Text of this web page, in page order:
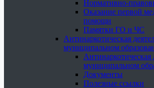
Нормативно-
Оказание первой
помощи
Памятки ГО и ЧС
Антинаркотическая
муниципальном
Антинаркотическая
муниципальном
Документы
Полезные ссылки